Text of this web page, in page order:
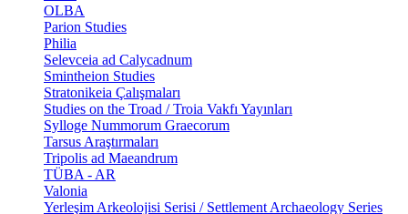
OLBA
Parion Studies
Philia
Selevceia ad Calycadnum
Smintheion Studies
Stratonikeia Çalışmaları
Studies on the Troad / Troia Vakfı Yayınları
Sylloge Nummorum Graecorum
Tarsus Araştırmaları
Tripolis ad Maeandrum
TÜBA - AR
Valonia
Yerleşim Arkeolojisi Serisi / Settlement Archaeology Series